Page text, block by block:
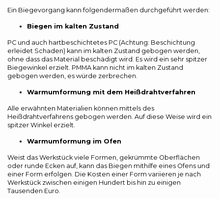
Ein Biegevorgang kann folgendermaßen durchgeführt werden:
Biegen im kalten Zustand
PC und auch hartbeschichtetes PC (Achtung: Beschichtung
erleidet Schaden) kann im kalten Zustand gebogen werden,
ohne dass das Material beschädigt wird. Es wird ein sehr spitzer
Biegewinkel erzielt. PMMA kann nicht im kalten Zustand
gebogen werden, es würde zerbrechen.
Warmumformung mit dem Heißdrahtverfahren
Alle erwähnten Materialien können mittels des
Heißdrahtverfahrens gebogen werden. Auf diese Weise wird ein
spitzer Winkel erzielt.
Warmumformung im Ofen
Weist das Werkstück viele Formen, gekrümmte Oberflächen
oder runde Ecken auf, kann das Biegen mithilfe eines Ofens und
einer Form erfolgen. Die Kosten einer Form variieren je nach
Werkstück zwischen einigen Hundert bis hin zu einigen
Tausenden Euro.